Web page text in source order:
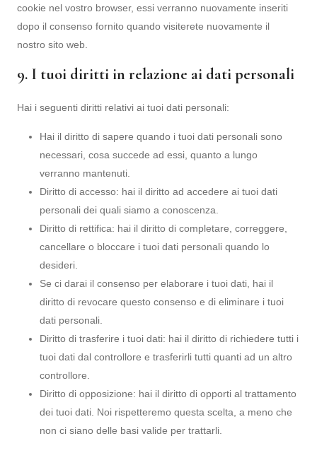
cookie nel vostro browser, essi verranno nuovamente inseriti
dopo il consenso fornito quando visiterete nuovamente il
nostro sito web.
9. I tuoi diritti in relazione ai dati personali
Hai i seguenti diritti relativi ai tuoi dati personali:
Hai il diritto di sapere quando i tuoi dati personali sono
necessari, cosa succede ad essi, quanto a lungo
verranno mantenuti.
Diritto di accesso: hai il diritto ad accedere ai tuoi dati
personali dei quali siamo a conoscenza.
Diritto di rettifica: hai il diritto di completare, correggere,
cancellare o bloccare i tuoi dati personali quando lo
desideri.
Se ci darai il consenso per elaborare i tuoi dati, hai il
diritto di revocare questo consenso e di eliminare i tuoi
dati personali.
Diritto di trasferire i tuoi dati: hai il diritto di richiedere tutti i
tuoi dati dal controllore e trasferirli tutti quanti ad un altro
controllore.
Diritto di opposizione: hai il diritto di opporti al trattamento
dei tuoi dati. Noi rispetteremo questa scelta, a meno che
non ci siano delle basi valide per trattarli.